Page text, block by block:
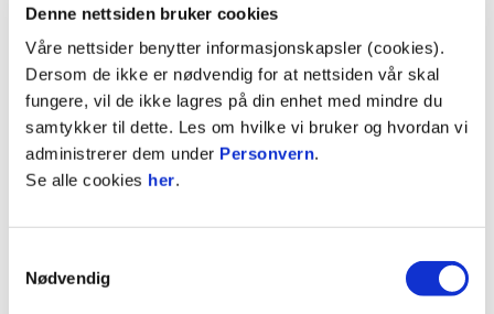
Denne nettsiden bruker cookies
Våre nettsider benytter informasjonskapsler (cookies).
Dersom de ikke er nødvendig for at nettsiden vår skal
fungere, vil de ikke lagres på din enhet med mindre du
samtykker til dette. Les om hvilke vi bruker og hvordan vi
administrerer dem under Personvern.
Se alle cookies her.
Nødvendig
viktig å kunne vise til at blant annet vi er med på å
kvalitetssikre akkurat dette, sier daglig leder
Karianne Jakobsen i Labora.
Oppfordring
Bodø/Glimt tar sikte på å være den første
fotballklubbene i verden med fullt fokus på
- I løpet av sesongen vil publikum få oppleve flere
stunt knyttet til vårt samarbeid. Hele poenget med